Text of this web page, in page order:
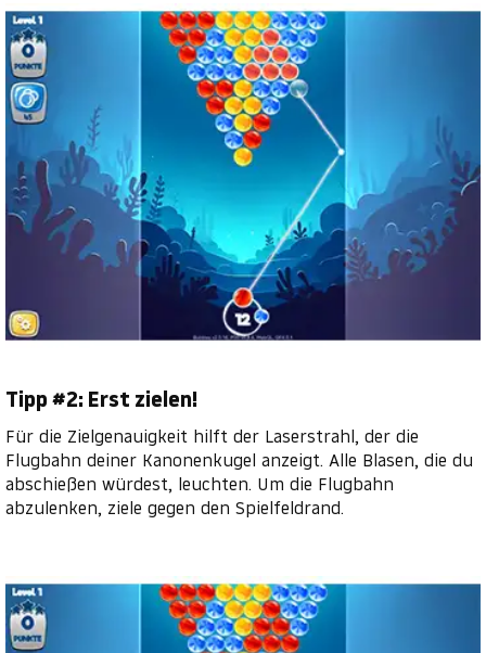
Tipp #2: Erst zielen!
Für die Zielgenauigkeit hilft der Laserstrahl, der die
Flugbahn deiner Kanonenkugel anzeigt. Alle Blasen, die du
abschießen würdest, leuchten. Um die Flugbahn
abzulenken, ziele gegen den Spielfeldrand.